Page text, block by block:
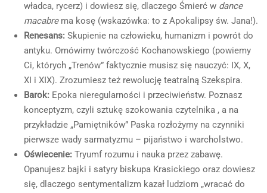
władca, rycerz) i dowiesz się, dlaczego Śmierć w dance
macabrema kosę (wskazówka: to z Apokalipsy św. Jana!).
Renesans: Skupienie na człowieku, humanizm i powrót do
antyku. Omówimy twórczość Kochanowskiego (powiemy
Ci, których „Trenów” faktycznie musisz się nauczyć: IX, X,
XI i XIX). Zrozumiesz też rewolucję teatralną Szekspira.
Barok: Epoka nieregularności i przeciwieństw. Poznasz
konceptyzm, czyli sztukę szokowania czytelnika , a na
przykładzie „Pamiętników” Paska rozłożymy na czynniki
pierwsze wady sarmatyzmu – pijaństwo i warcholstwo.
Oświecenie: Tryumf rozumu i nauka przez zabawę.
Opanujesz bajki i satyry biskupa Krasickiego oraz dowiesz
się, dlaczego sentymentalizm kazał ludziom „wracać do